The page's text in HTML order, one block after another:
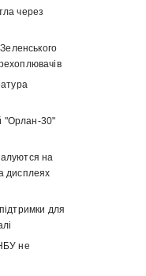
через
"Орлан-30"
на
дисплеях
для
не